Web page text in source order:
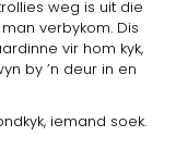
weg is uit die
verbykom. Dis
vir hom kyk,
by ’n deur in en
iemand soek.